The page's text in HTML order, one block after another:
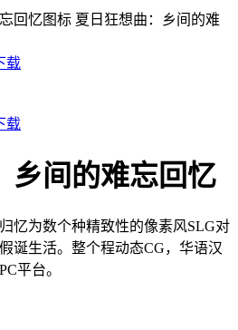
夏日狂想曲：乡间的难
载
载
乡间的难忘回忆
忆为数个种精致性的像素风SLG对
诞生活。整个程动态CG，华语汉
平台。